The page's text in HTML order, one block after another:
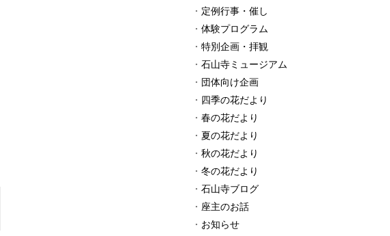
定例行事・催し
体験プログラム
特別企画・拝観
石山寺ミュージアム
団体向け企画
四季の花だより
春の花だより
夏の花だより
秋の花だより
冬の花だより
石山寺ブログ
座主のお話
お知らせ